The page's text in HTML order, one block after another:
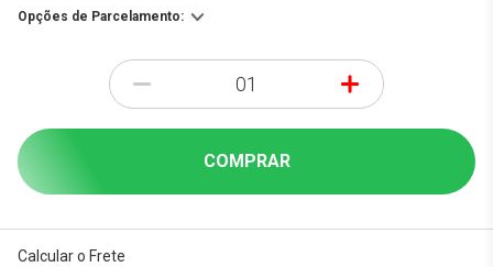
Opções de Parcelamento:
- +
COMPRAR
Calcular o Frete